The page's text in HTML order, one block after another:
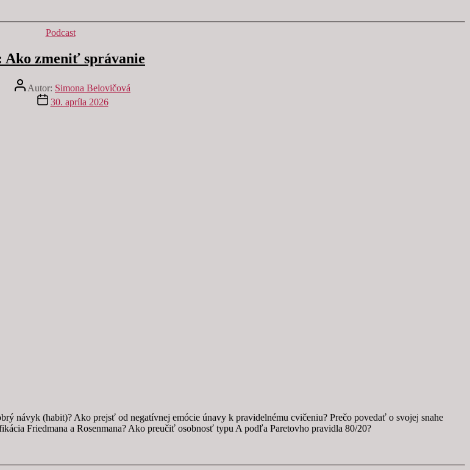
Kategórie
Podcast
Ako zmeniť správanie
Autor
článku
Autor: Simona Belovičová
Dátum
článku
30. apríla 2026
návyk (habit)? Ako prejsť od negatívnej emócie únavy k pravidelnému cvičeniu? Prečo povedať o svojej snahe
Friedmana a Rosenmana? Ako preučiť osobnosť typu A podľa Paretovho pravidla 80/20?